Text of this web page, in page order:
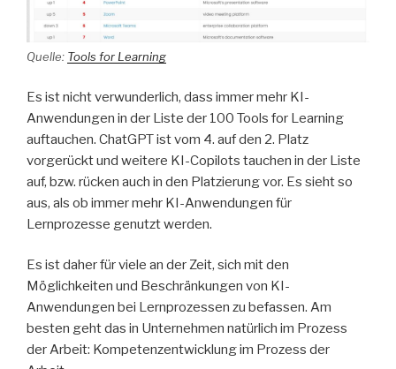
Quelle: Tools for Learning
Es ist nicht verwunderlich, dass immer mehr KI-
Anwendungen in der Liste der 100 Tools for Learning
auftauchen. ChatGPT ist vom 4. auf den 2. Platz
vorgerückt und weitere KI-Copilots tauchen in der Liste
auf, bzw. rücken auch in den Platzierung vor. Es sieht so
aus, als ob immer mehr KI-Anwendungen für
Lernprozesse genutzt werden.
Es ist daher für viele an der Zeit, sich mit den
Möglichkeiten und Beschränkungen von KI-
Anwendungen bei Lernprozessen zu befassen. Am
besten geht das in Unternehmen natürlich im Prozess
der Arbeit: Kompetenzentwicklung im Prozess der